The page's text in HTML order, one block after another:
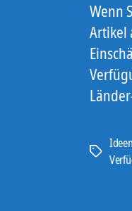
Wenn
Artikel
Ideen